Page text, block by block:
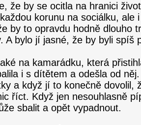
že by se ocitla na hranici
korunu na sociálku, ale
by to opravdu hodně dlouho
A bylo jí jasné, že by byli spíš
na kamarádku, která
i s dítětem a odešla od
a když jí to konečně dovolil,
říct. Když jen nesouhlasně
sbalit a opět vypadnout.